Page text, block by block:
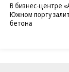
В бизнес-центре
Южном порту
бетона